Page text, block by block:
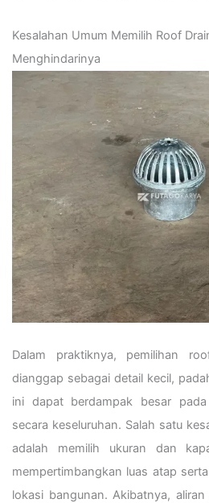
Kesalahan Umum Memilih Roof
Menghindarinya
Dalam praktiknya, pemilihan
dianggap sebagai detail kecil,
ini dapat berdampak besar
secara keseluruhan. Salah satu
adalah memilih ukuran dan
mempertimbangkan luas atap
lokasi bangunan. Akibatnya,